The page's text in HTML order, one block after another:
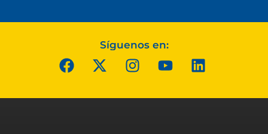
Síguenos en: